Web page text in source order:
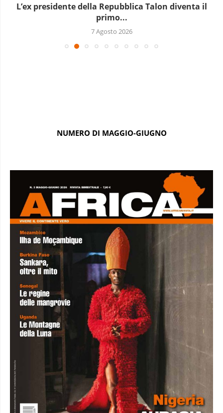
L’ex presidente della Repubblica Talon diventa il
primo...
7 Agosto 2026
NUMERO DI MAGGIO-GIUGNO